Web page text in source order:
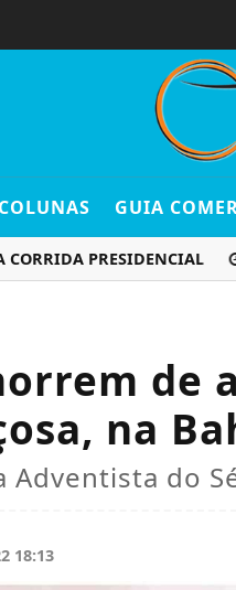
COLUNAS GUIA
PRESIDENCIAL
de
na
Adventista do
18:13